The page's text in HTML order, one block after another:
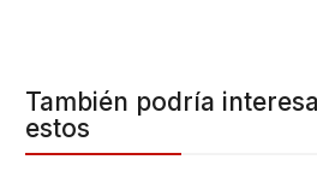
También podría
estos